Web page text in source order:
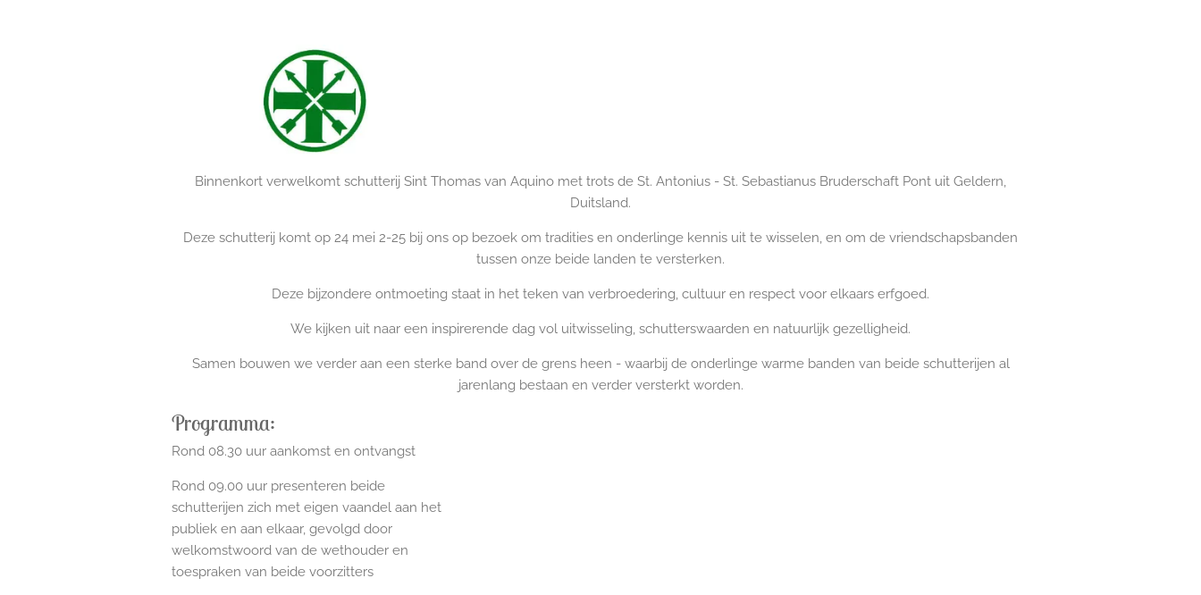
Binnenkort verwelkomt schutterij Sint Thomas van Aquino met trots de St. Antonius - St. Sebastianus Bruderschaft Pont uit Geldern,
Duitsland.
Deze schutterij komt op 24 mei 2-25 bij ons op bezoek om tradities en onderlinge kennis uit te wisselen, en om de vriendschapsbanden
tussen onze beide landen te versterken.
Deze bijzondere ontmoeting staat in het teken van verbroedering, cultuur en respect voor elkaars erfgoed.
We kijken uit naar een inspirerende dag vol uitwisseling, schutterswaarden en natuurlijk gezelligheid.
Samen bouwen we verder aan een sterke band over de grens heen - waarbij de onderlinge warme banden van beide schutterijen al
jarenlang bestaan en verder versterkt worden.
Programma:
Rond 08.30 uur aankomst en ontvangst
Rond 09.00 uur presenteren beide
schutterijen zich met eigen vaandel aan het
publiek en aan elkaar, gevolgd door
welkomstwoord van de wethouder en
toespraken van beide voorzitters